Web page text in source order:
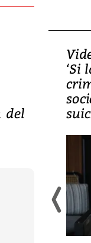
del
‘Si